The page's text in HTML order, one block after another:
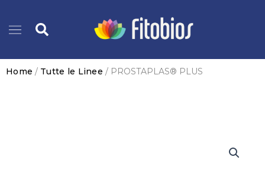
contenutoCerca
Home / Tutte le Linee / PROSTAPLAS® PLUS